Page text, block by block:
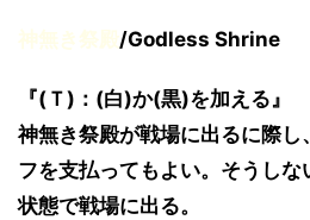
神無き祭殿/Godless Shrine
『(Ｔ)：(白)か(黒)を加える』
神無き祭殿が戦場に出るに際し
フを支払ってもよい。そうし
状態で戦場に出る。